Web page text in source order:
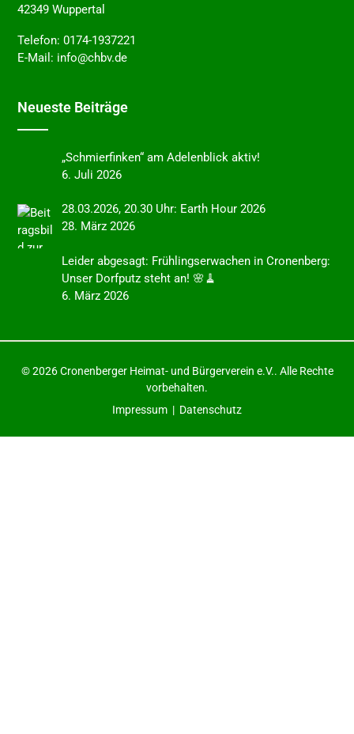
42349 Wuppertal
Telefon: 0174-1937221
E-Mail: info@chbv.de
Neues­te Beiträge
„Schmier­fin­ken“ am Adelen­blick aktiv!
6. Juli 2026
28.03.2026, 20.30 Uhr: Earth Hour 2026
28. März 2026
Leider abgesagt: Frühlings­er­wa­chen in Cronen­berg:
Unser Dorfputz steht an! 🌸🧹
6. März 2026
© 2026 Cronenberger Heimat- und Bürgerverein e.V.. Alle Rechte
vorbehalten.
Impressum | Datenschutz